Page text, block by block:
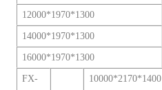
12000*1970*1300
14000*1970*1300
16000*1970*1300
FX-
10000*2170*1400